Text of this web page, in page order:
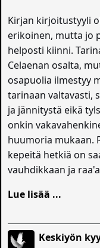
Kirjan kirjoitustyyli
erikoinen, mutta jo
helposti kiinni.
Celaenan osalta,
osapuolia ilmestyy
tarinaan valtavasti,
ja jännitystä eikä
onkin
huumoria mukaan.
kepeitä hetkiä on
vauhdikkaan ja
Lue lisää ...
Keskiyön